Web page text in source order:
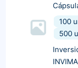
100
500